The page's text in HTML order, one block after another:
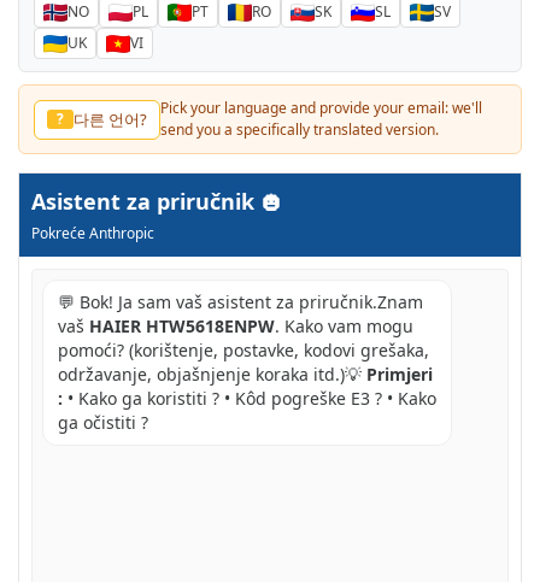
NO
PL PT RO SK SL
SV
UK
VI
? 다른 언어?
Pick your language and provide your email: we'll
send you a specifically translated version.
Asistent za priručnik
Pokreće Anthropic
💬 Bok! Ja sam vaš asistent za priručnik.Znam
vaš HAIER HTW5618ENPW. Kako vam mogu
pomoći? (korištenje, postavke, kodovi grešaka,
održavanje, objašnjenje koraka itd.)💡 Primjeri
: • Kako ga koristiti ? • Kôd pogreške E3 ? • Kako
ga očistiti ?